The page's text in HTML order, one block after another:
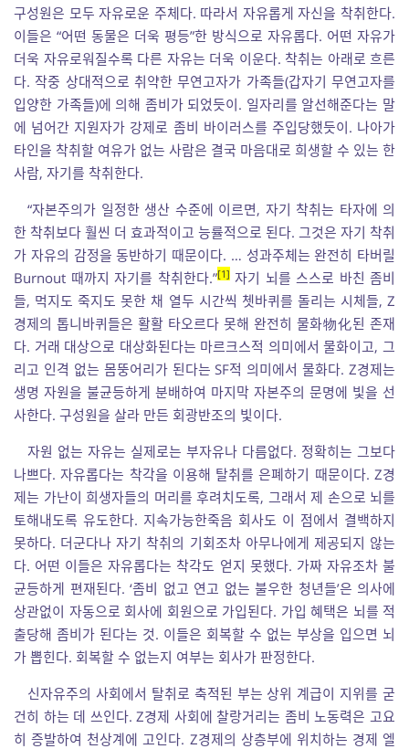
구성원은 모두 자유로운 주체다. 따라서 자유롭게 자신을 착취한다.
이들은 “어떤 동물은 더욱 평등”한 방식으로 자유롭다. 어떤 자유가
더욱 자유로워질수록 다른 자유는 더욱 이운다. 착취는 아래로 흐른
다. 작중 상대적으로 취약한 무연고자가 가족들(갑자기 무연고자를
입양한 가족들)에 의해 좀비가 되었듯이. 일자리를 알선해준다는 말
에 넘어간 지원자가 강제로 좀비 바이러스를 주입당했듯이. 나아가
타인을 착취할 여유가 없는 사람은 결국 마음대로 희생할 수 있는 한
사람, 자기를 착취한다.
“자본주의가 일정한 생산 수준에 이르면, 자기 착취는 타자에 의
한 착취보다 훨씬 더 효과적이고 능률적으로 된다. 그것은 자기 착취
가 자유의 감정을 동반하기 때문이다. … 성과주체는 완전히 타버릴
Burnout 때까지 자기를 착취한다.” 1 자기 뇌를 스스로 바친 좀비
들, 먹지도 죽지도 못한 채 열두 시간씩 쳇바퀴를 돌리는 시체들, Z
경제의 톱니바퀴들은 활활 타오르다 못해 완전히 물화物化된 존재
다. 거래 대상으로 대상화된다는 마르크스적 의미에서 물화이고, 그
리고 인격 없는 몸뚱어리가 된다는 SF적 의미에서 물화다. Z경제는
생명 자원을 불균등하게 분배하여 마지막 자본주의 문명에 빛을 선
사한다. 구성원을 살라 만든 회광반조의 빛이다.
자원 없는 자유는 실제로는 부자유나 다름없다. 정확히는 그보다
나쁘다. 자유롭다는 착각을 이용해 탈취를 은폐하기 때문이다. Z경
제는 가난이 희생자들의 머리를 후려치도록, 그래서 제 손으로 뇌를
토해내도록 유도한다. 지속가능한죽음 회사도 이 점에서 결백하지
못하다. 더군다나 자기 착취의 기회조차 아무나에게 제공되지 않는
다. 어떤 이들은 자유롭다는 착각도 얻지 못했다. 가짜 자유조차 불
균등하게 편재된다. ‘좀비 없고 연고 없는 불우한 청년들’은 의사에
상관없이 자동으로 회사에 회원으로 가입된다. 가입 혜택은 뇌를 적
출당해 좀비가 된다는 것. 이들은 회복할 수 없는 부상을 입으면 뇌
가 뽑힌다. 회복할 수 없는지 여부는 회사가 판정한다.
신자유주의 사회에서 탈취로 축적된 부는 상위 계급이 지위를 굳
건히 하는 데 쓰인다. Z경제 사회에 찰랑거리는 좀비 노동력은 고요
히 증발하여 천상계에 고인다. Z경제의 상층부에 위치하는 경제 엘